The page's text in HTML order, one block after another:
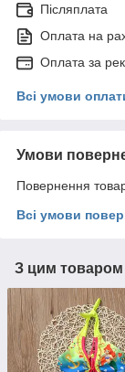
Післяплата
Оплата на
Оплата за
Всі умови
Умови
Повернення
Всі умови
З цим